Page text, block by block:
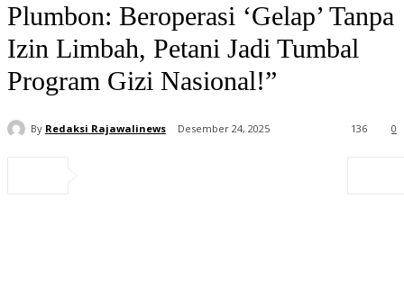
Plumbon: Beroperasi ‘Gelap’ Tanpa
Izin Limbah, Petani Jadi Tumbal
Program Gizi Nasional!”
By Redaksi Rajawalinews Desember 24, 2025 0
136